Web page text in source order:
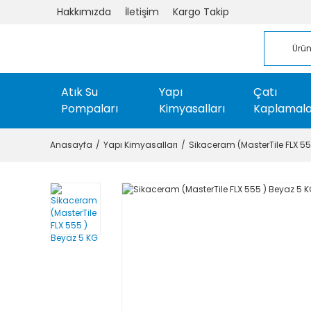
Hakkımızda İletişim Kargo Takip
Atık Su
Pompaları
Yapı
Kimyasalları
Çatı
Anasayfa Yapı Kimyasalları Sikaceram (MasterTile FLX